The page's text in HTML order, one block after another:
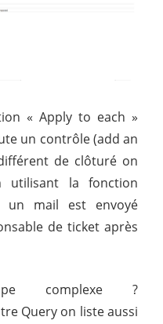
« Apply to each »
un contrôle (add an
de clôturé on
la fonction
mail est envoyé
de ticket après
complexe ?
Query on liste aussi